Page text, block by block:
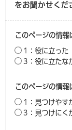
をお聞かせくだ
このページの情報
1：役に立った
3：役に立たな
このページの情報
1：見つけやす
3：見つけにく